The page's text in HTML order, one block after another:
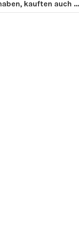
kauften auch ...